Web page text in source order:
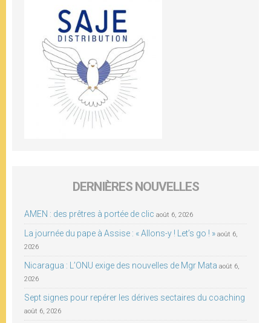
DERNIÈRES NOUVELLES
AMEN : des prêtres à portée de clic août 6, 2026
La journée du pape à Assise : « Allons-y ! Let’s go ! » août 6,
2026
Nicaragua : L’ONU exige des nouvelles de Mgr Mata août 6,
2026
Sept signes pour repérer les dérives sectaires du coaching
août 6, 2026